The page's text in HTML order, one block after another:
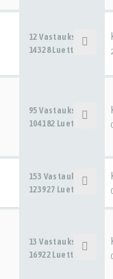
12 Vastaukset
14328 Luettu
95 Vastaukset
104182 Luettu
153 Vastaukset
123927 Luettu
13 Vastaukset
16922 Luettu